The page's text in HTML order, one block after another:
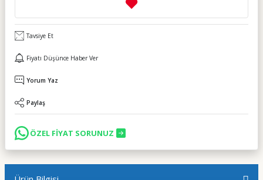
Tavsiye Et
Fiyatı Düşünce Haber Ver
Yorum Yaz
Paylaş
ÖZEL FİYAT SORUNUZ